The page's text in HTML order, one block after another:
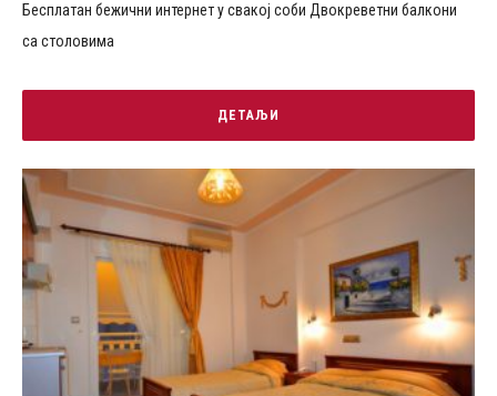
Бесплатан бежични интернет у свакој соби Двокреветни балкони
са столовима
ДЕТАЉИ